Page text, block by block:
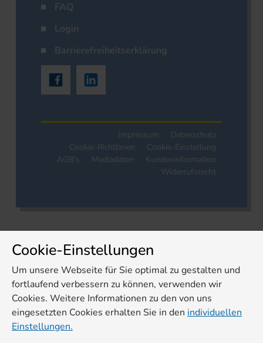
FAQ
Login
Barrierefreiheitserklärung
Impressum
Datenschutz
Cookie-Richtlinien
Cookie-Einstellung
AGB's
Mediadaten
Kundeninformation
Widerrufsrecht
Cookie-Einstellungen
Um unsere Webseite für Sie optimal zu gestalten und
fortlaufend verbessern zu können, verwenden wir
Cookies. Weitere Informationen zu den von uns
eingesetzten Cookies erhalten Sie in den individuellen
Einstellungen.